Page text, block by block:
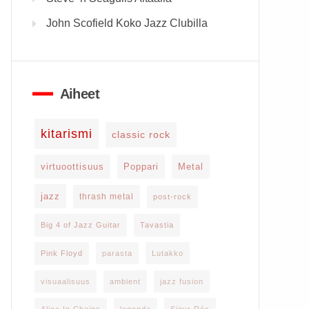
John Scofield Koko Jazz Clubilla
Aiheet
kitarismi classic rock
virtuoottisuus Poppari Metal
jazz thrash metal post-rock
Big 4 of Jazz Guitar Tavastia
Pink Floyd parasta Lutakko
visuaalisuus ambient jazz fusion